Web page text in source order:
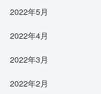
2022年5月
2022年4月
2022年3月
2022年2月